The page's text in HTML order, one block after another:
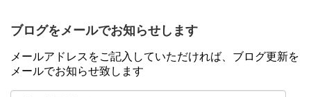
ブログをメールでお知らせします
メールアドレスをご記入していただければ、ブログ更新を
メールでお知らせ致します